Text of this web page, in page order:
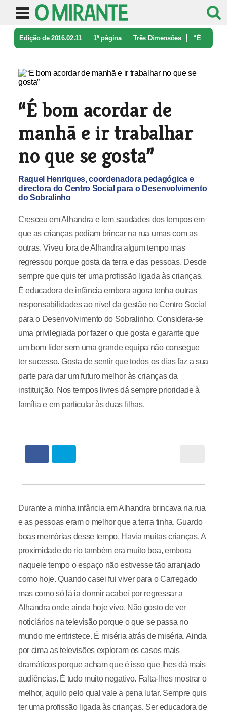
Edição de 2016.02.11 1ª página Três Dimensões “É
“É bom acordar de
manhã e ir trabalhar
no que se gosta”
Raquel Henriques, coordenadora pedagógica e
directora do Centro Social para o Desenvolvimento
do Sobralinho
Cresceu em Alhandra e tem saudades dos tempos em
que as crianças podiam brincar na rua umas com as
outras. Viveu fora de Alhandra algum tempo mas
regressou porque gosta da terra e das pessoas. Desde
sempre que quis ter uma profissão ligada às crianças.
É educadora de infância embora agora tenha outras
responsabilidades ao nível da gestão no Centro Social
para o Desenvolvimento do Sobralinho. Considera-se
uma privilegiada por fazer o que gosta e garante que
um bom líder sem uma grande equipa não consegue
ter sucesso. Gosta de sentir que todos os dias faz a sua
parte para dar um futuro melhor às crianças da
instituição. Nos tempos livres dá sempre prioridade à
família e em particular às duas filhas.
Durante a minha infância em Alhandra brincava na rua
e as pessoas eram o melhor que a terra tinha. Guardo
boas memórias desse tempo. Havia muitas crianças. A
proximidade do rio também era muito boa, embora
naquele tempo o espaço não estivesse tão arranjado
como hoje. Quando casei fui viver para o Carregado
mas como só lá ia dormir acabei por regressar a
Alhandra onde ainda hoje vivo. Não gosto de ver
noticiários na televisão porque o que se passa no
mundo me entristece. É miséria atrás de miséria. Ainda
por cima as televisões exploram os casos mais
dramáticos porque acham que é isso que lhes dá mais
audiências. É tudo muito negativo. Falta-lhes mostrar o
melhor, aquilo pelo qual vale a pena lutar. Sempre quis
ter uma profissão ligada às crianças. Ser educadora de